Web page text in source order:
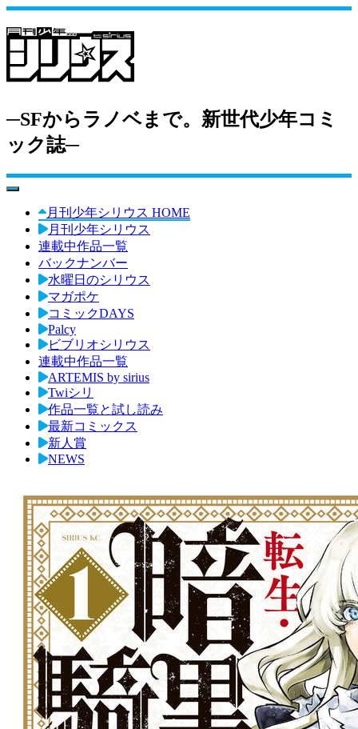
─SFからラノベまで。新世代少年コミ
ック誌─
toggle navigation
月刊少年シリウス HOME
月刊少年シリウス
連載中作品一覧
バックナンバー
水曜日のシリウス
マガポケ
コミックDAYS
Palcy
ビブリオシリウス
連載中作品一覧
ARTEMIS by sirius
Twiシリ
作品一覧と試し読み
最新コミックス
新人賞
NEWS